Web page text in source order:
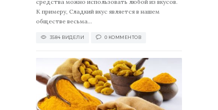
средства можно использовать любой из вкусов.
К примеру, Сладкий вкус является в нашем
обществе весьма...
3584 ВИДЕЛИ 0 КОММЕНТОВ